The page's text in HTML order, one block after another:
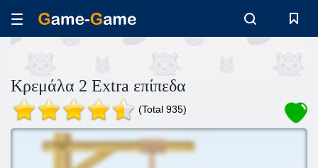
Κρεμάλα 2 Extra επίπεδα
(Total 935)